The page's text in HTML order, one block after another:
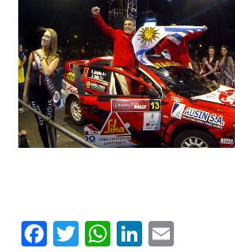
Facebook
Twitter
WhatsApp
LinkedIn
Email